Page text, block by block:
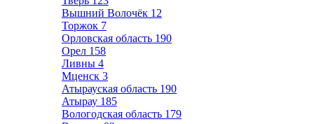
Вышний Волочёк 12
Торжок 7
Орловская область 190
Орел 158
Ливны 4
Мценск 3
Атырауская область 190
Атырау 185
Вологодская область 179